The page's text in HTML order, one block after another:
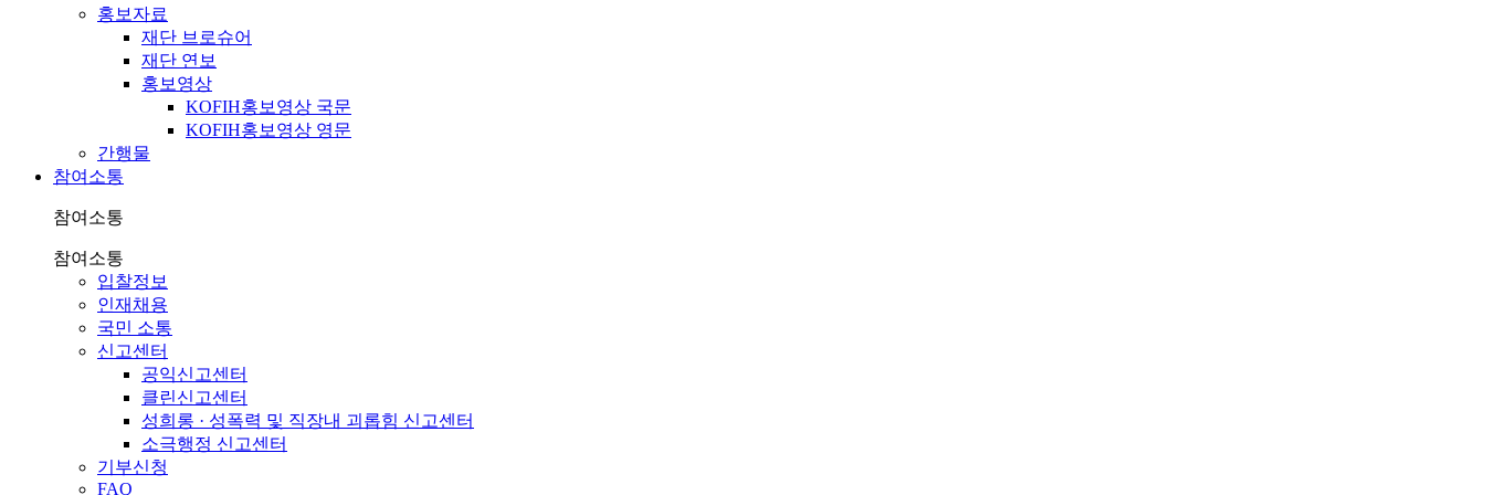
홍보자료
재단 브로슈어
재단 연보
홍보영상
KOFIH홍보영상 국문
KOFIH홍보영상 영문
간행물
참여소통
참여소통
참여소통
입찰정보
인재채용
국민 소통
신고센터
공익신고센터
클린신고센터
성희롱 · 성폭력 및 직장내 괴롭힘 신고센터
소극행정 신고센터
기부신청
FAQ